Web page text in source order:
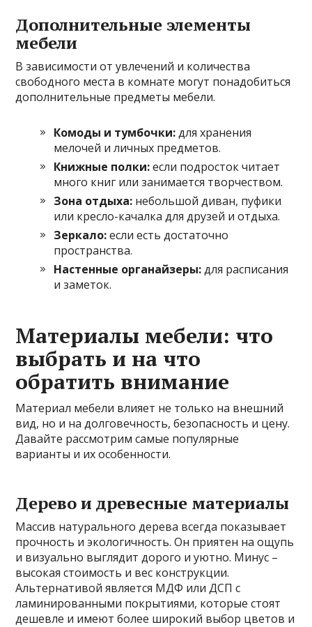
Дополнительные элементы
мебели
В зависимости от увлечений и количества
свободного места в комнате могут понадобиться
дополнительные предметы мебели.
Комоды и тумбочки:для хранения
мелочей и личных предметов.
Книжные полки:если подросток читает
много книг или занимается творчеством.
Зона отдыха: небольшой диван, пуфики
или кресло-качалка для друзей и отдыха.
Зеркало:если есть достаточно
пространства.
Настенные органайзеры:для расписания
и заметок.
Материалы мебели: что
выбрать и на что
обратить внимание
Материал мебели влияет не только на внешний
вид, но и на долговечность, безопасность и цену.
Давайте рассмотрим самые популярные
варианты и их особенности.
Дерево и древесные материалы
Массив натурального дерева всегда показывает
прочность и экологичность. Он приятен на ощупь
и визуально выглядит дорого и уютно. Минус –
высокая стоимость и вес конструкции.
Альтернативой является МДФ или ДСП с
ламинированными покрытиями, которые стоят
дешевле и имеют более широкий выбор цветов и